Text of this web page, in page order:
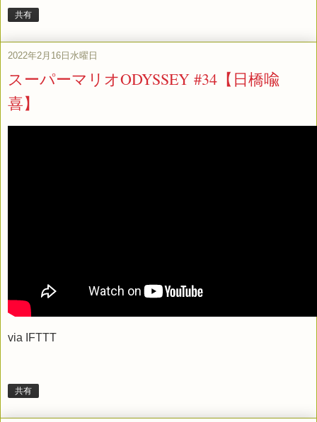
共有
2022年2月16日水曜日
スーパーマリオODYSSEY #34【日橋喩
喜】
via IFTTT
共有